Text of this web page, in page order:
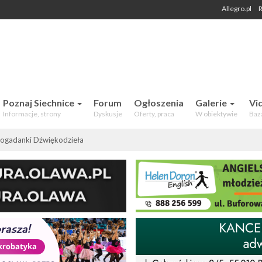
Aktualności,
Allegro.pl
Poznaj Siechnice
Informacje, strony
Forum
Dyskusje
Ogłoszenia
Oferty, praca
Galerie
W obiektywie
Dźwiękodzieła